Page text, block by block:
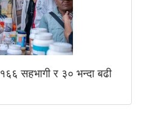
सहभागी र ३० भन्दा बढी